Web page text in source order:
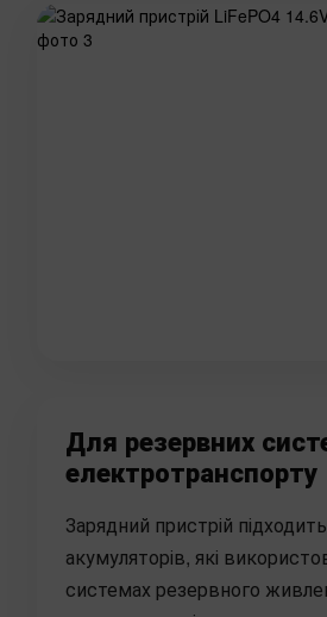
Для резервних
електротранспорту
Зарядний пристрій
акумуляторів, які
системах резервного